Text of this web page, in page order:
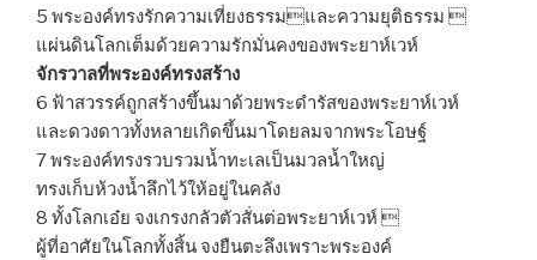
5 พระองค์ทรงรักความเที่ยงธรรมและความยุติธรรม 
แผ่นดินโลกเต็มด้วยความรักมั่นคงของพระยาห์เวห์
จักรวาลที่พระองค์ทรงสร้าง
6 ฟ้าสวรรค์ถูกสร้างขึ้นมาด้วยพระดำรัสของพระยาห์เวห์
และดวงดาวทั้งหลายเกิดขึ้นมาโดยลมจากพระโอษฐ์
7 พระองค์ทรงรวบรวมน้ำทะเลเป็นมวลน้ำใหญ่
ทรงเก็บห้วงน้ำลึกไว้ให้อยู่ในคลัง
8 ทั้งโลกเอ๋ย จงเกรงกลัวตัวสั่นต่อพระยาห์เวห์ 
ผู้ที่อาศัยในโลกทั้งสิ้น จงยืนตะลึงเพราะพระองค์